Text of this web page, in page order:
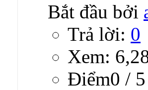
Bắt đầu bởi
Trả lời: 0
Xem:
Ðiểm0 / 5